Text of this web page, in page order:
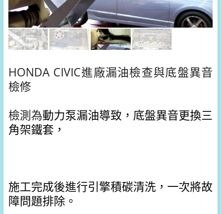
HONDA CIVIC進廠漏油檢查與底盤異音
檢修
檢測為動力泵漏油導致，底盤異音更換三
角架鐵套，
施工完成後進行引擎積碳清洗，一次將故
障問題排除。